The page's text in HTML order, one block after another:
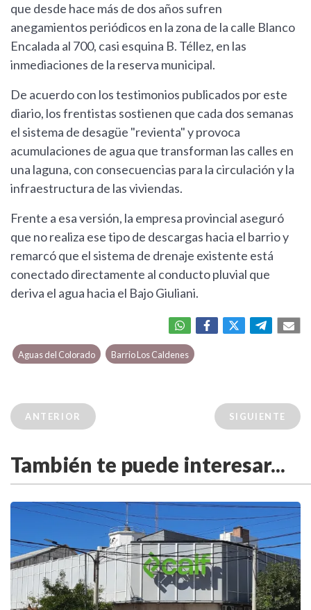
que desde hace más de dos años sufren
anegamientos periódicos en la zona de la calle Blanco
Encalada al 700, casi esquina B. Téllez, en las
inmediaciones de la reserva municipal.
De acuerdo con los testimonios publicados por este
diario, los frentistas sostienen que cada dos semanas
el sistema de desagüe "revienta" y provoca
acumulaciones de agua que transforman las calles en
una laguna, con consecuencias para la circulación y la
infraestructura de las viviendas.
Frente a esa versión, la empresa provincial aseguró
que no realiza ese tipo de descargas hacia el barrio y
remarcó que el sistema de drenaje existente está
conectado directamente al conducto pluvial que
deriva el agua hacia el Bajo Giuliani.
Aguas del Colorado Barrio Los Caldenes
ANTERIOR SIGUIENTE
También te puede interesar...